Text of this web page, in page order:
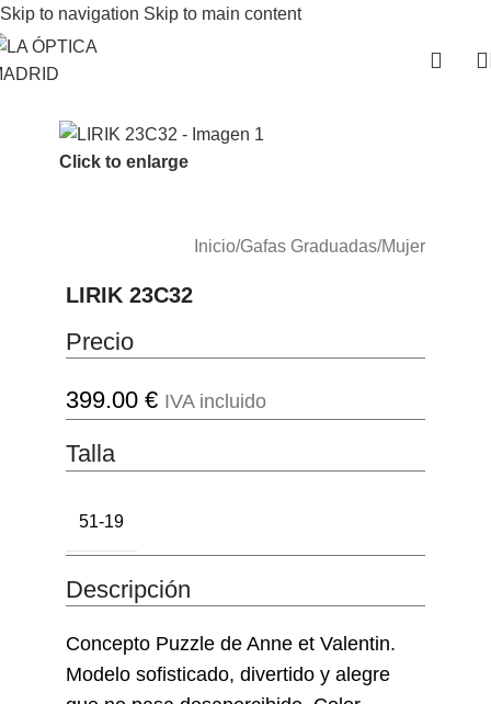
Skip to navigation Skip to main content
Click to enlarge
Inicio/Gafas Graduadas/Mujer
LIRIK 23C32
Precio
399.00 € IVA incluido
Talla
51-19
Descripción
Concepto Puzzle de Anne et Valentin.
Modelo sofisticado, divertido y alegre